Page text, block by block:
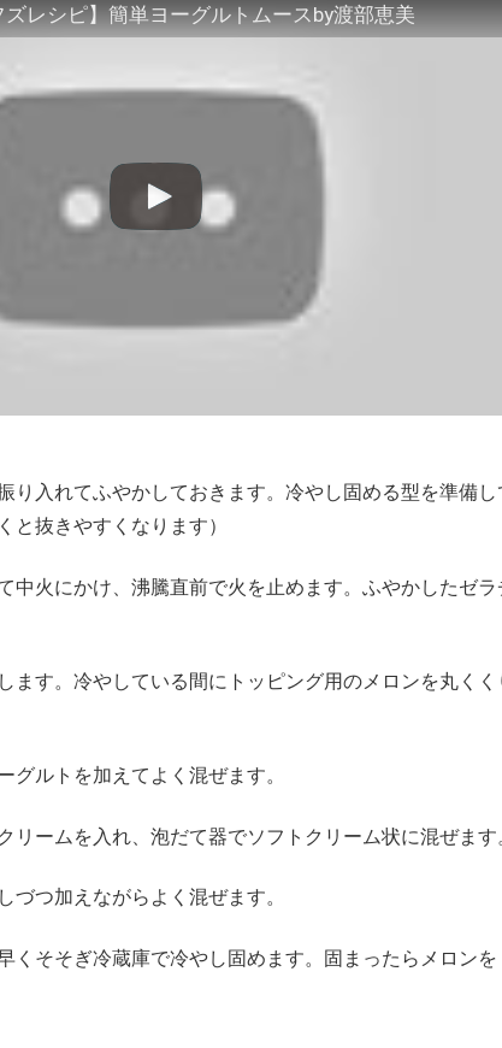
レシピ】簡単ヨーグルトムースby渡部恵美
り入れてふやかしておきます。冷やし固める型を準備
と抜きやすくなります）
火にかけ、沸騰直前で火を止めます。ふやかしたゼラ
す。冷やしている間にトッピング用のメロンを丸くく
ルトを加えてよく混ぜます。
ームを入れ、泡だて器でソフトクリーム状に混ぜます
つ加えながらよく混ぜます。
そそぎ冷蔵庫で冷やし固めます。固まったらメロンを